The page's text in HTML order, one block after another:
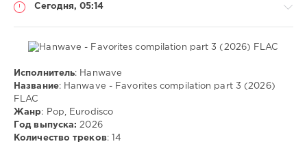
Pictures Pop Portable
Wallpapers windows Windows 11 видео девушки
изображений картинки конвертер обои
файлов фото
Показать все теги
Сегодня, 05:14
Музыка
ivashka
3
Исполнитель: Hanwave
Название: Hanwave - Favorites compilation part 3 (2026)
FLAC
Жанр: Pop, Eurodisco
Год выпуска: 2026
Количество треков: 14